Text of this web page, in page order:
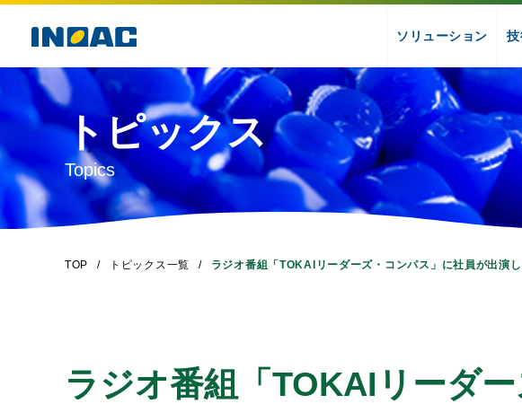
ソリューション
トピックス
Topics
TOP トピックス一覧 ラジオ番組「TOKAIリーダーズ・コンパス」に社員が出演
ラジオ番組「TOKAIリーダ